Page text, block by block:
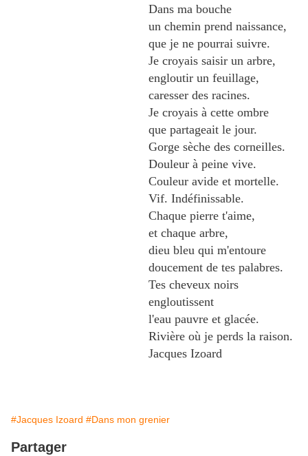
Dans ma bouche
un chemin prend naissance,
que je ne pourrai suivre.
Je croyais saisir un arbre,
engloutir un feuillage,
caresser des racines.
Je croyais à cette ombre
que partageait le jour.
Gorge sèche des corneilles.
Douleur à peine vive.
Couleur avide et mortelle.
Vif. Indéfinissable.
Chaque pierre t'aime,
et chaque arbre,
dieu bleu qui m'entoure
doucement de tes palabres.
Tes cheveux noirs
engloutissent
l'eau pauvre et glacée.
Rivière où je perds la raison.
Jacques Izoard
#Jacques Izoard #Dans mon grenier
Partager